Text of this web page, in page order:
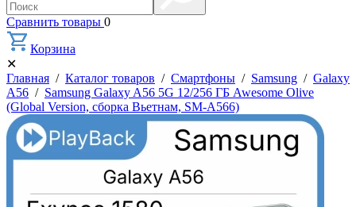
Сравнить товары 0
Корзина
✕
Главная / Каталог товаров / Смартфоны / Samsung / Galaxy
A56 / Samsung Galaxy A56 5G 12/256 ГБ Awesome Olive
(Global Version, сборка Вьетнам, SM-A566)